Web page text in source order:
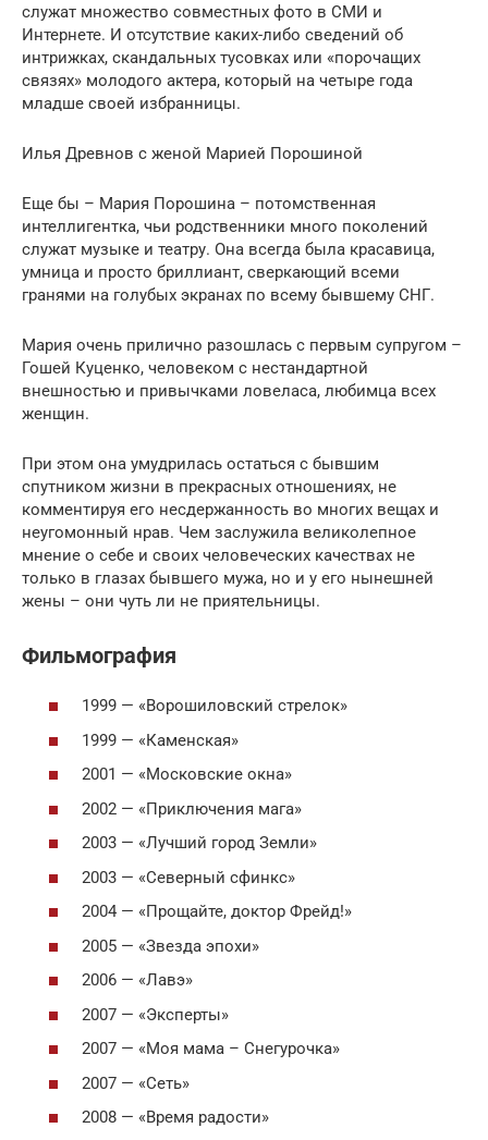
служат множество совместных фото в СМИ и
Интернете. И отсутствие каких-либо сведений об
интрижках, скандальных тусовках или «порочащих
связях» молодого актера, который на четыре года
младше своей избранницы.
Илья Древнов с женой Марией Порошиной
Еще бы – Мария Порошина – потомственная
интеллигентка, чьи родственники много поколений
служат музыке и театру. Она всегда была красавица,
умница и просто бриллиант, сверкающий всеми
гранями на голубых экранах по всему бывшему СНГ.
Мария очень прилично разошлась с первым супругом –
Гошей Куценко, человеком с нестандартной
внешностью и привычками ловеласа, любимца всех
женщин.
При этом она умудрилась остаться с бывшим
спутником жизни в прекрасных отношениях, не
комментируя его несдержанность во многих вещах и
неугомонный нрав. Чем заслужила великолепное
мнение о себе и своих человеческих качествах не
только в глазах бывшего мужа, но и у его нынешней
жены – они чуть ли не приятельницы.
Фильмография
1999 — «Ворошиловский стрелок»
1999 — «Каменская»
2001 — «Московские окна»
2002 — «Приключения мага»
2003 — «Лучший город Земли»
2003 — «Северный сфинкс»
2004 — «Прощайте, доктор Фрейд!»
2005 — «Звезда эпохи»
2006 — «Лавэ»
2007 — «Эксперты»
2007 — «Моя мама – Снегурочка»
2007 — «Сеть»
2008 — «Время радости»